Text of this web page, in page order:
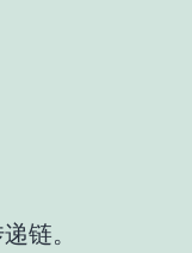
链。